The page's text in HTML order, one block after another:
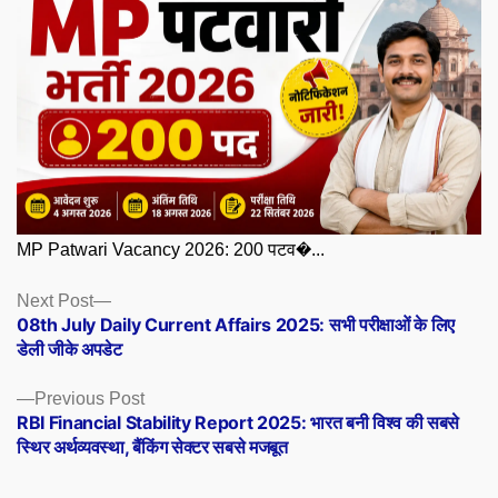
MP Patwari Vacancy 2026: 200 पटव�...
Posts
navigation
Previous PostPrevious
post:
RBI Financial Stability Report 2025: भारत बनी विश्व की सबसे
स्थिर अर्थव्यवस्था, बैंकिंग सेक्टर सबसे मजबूत
Next Post
Next
post:
08th July Daily Current Affairs 2025: सभी परीक्षाओं के लिए
डेली जीके अपडेट